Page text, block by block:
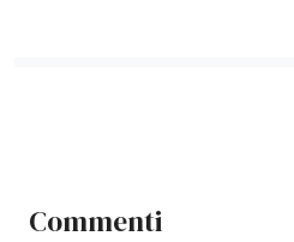
Commenti